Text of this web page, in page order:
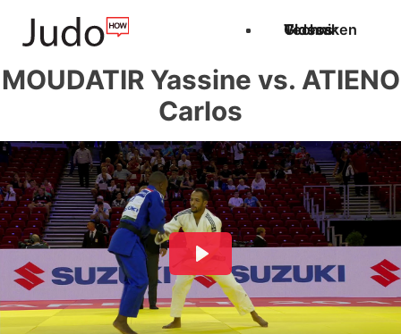
Techniken
Videos
Glossar
MOUDATIR Yassine vs. ATIENO
Carlos